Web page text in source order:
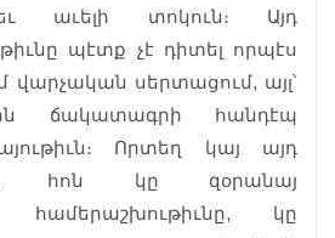
աւելի տոկուն։ Այդ
պէտք չէ դիտել որպէս
սերտացում, այլ՝
ճակատագրի հանդէպ
Որտեղ կայ այդ
հոն կը զօրանայ
համերաշխութիւնը, կը